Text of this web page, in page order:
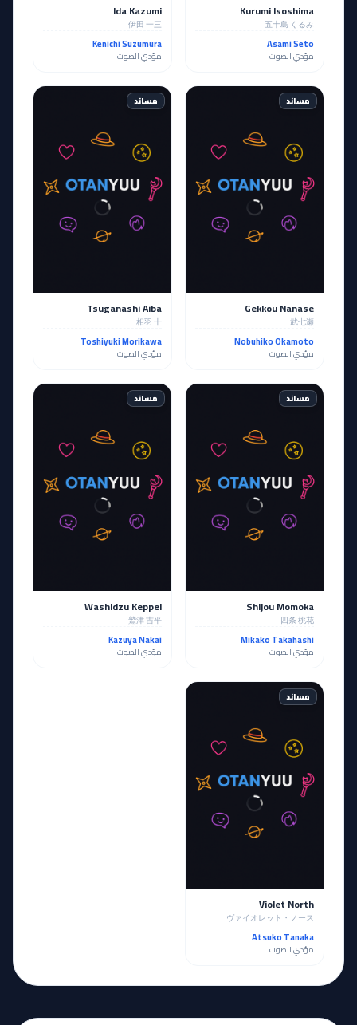
Kurumi Isoshima
五十島 くるみ
Asami Seto
مؤدي الصوت
Ida Kazumi
伊田 一三
Kenichi Suzumura
مؤدي الصوت
مساند
Gekkou Nanase
武七瀬
Nobuhiko Okamoto
مؤدي الصوت
مساند
Tsuganashi Aiba
相羽 十
Toshiyuki Morikawa
مؤدي الصوت
مساند
Shijou Momoka
四条 桃花
Mikako Takahashi
مؤدي الصوت
مساند
Washidzu Keppei
鷲津 吉平
Kazuya Nakai
مؤدي الصوت
مساند
Violet North
ヴァイオレット・ノース
Atsuko Tanaka
مؤدي الصوت